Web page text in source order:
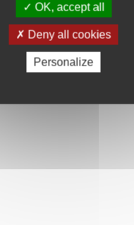
OK, accept all
Deny all cookies
Personalize